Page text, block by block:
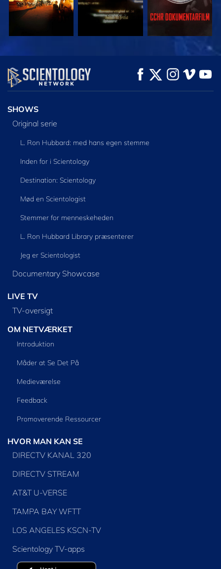
SE UDFORSK SERIEN
SHOWS
Original serie
L. Ron Hubbard: med hans egen stemme
Inden for i Scientology
Destination: Scientology
Mød en Scientologist
Stemmer for menneskeheden
L. Ron Hubbard Library præsenterer
Jeg er Scientologist
Documentary Showcase
LIVE TV
TV-oversigt
OM NETVÆRKET
Introduktion
Måder at Se Det På
Medieværelse
Feedback
Promoverende Ressourcer
HVOR MAN KAN SE
DIRECTV KANAL 320
DIRECTV STREAM
AT&T U-VERSE
TAMPA BAY WFTT
LOS ANGELES KSCN-TV
Scientology TV-apps